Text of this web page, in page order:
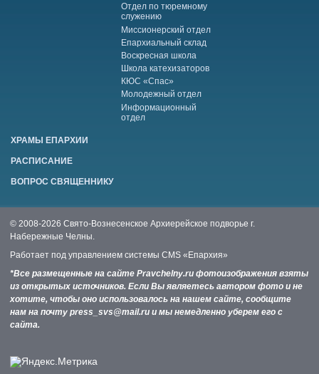
Отдел по тюремному
служению
Миссионерский отдел
Епархиальный склад
Воскресная школа
Школа катехизаторов
КЮС «Спас»
Молодежный отдел
Информационный
отдел
ХРАМЫ ЕПАРХИИ
РАСПИСАНИЕ
ВОПРОС СВЯЩЕННИКУ
© 2008-2026 Свято-Вознесенское Архиерейское подворье г.
Набережные Челны.
Работает под управлением системы CMS «Епархия»
*Все размещенные на сайте Pravchelny.ru фотоизображения взяты
из открытых источников. Если Вы являетесь автором фото и не
хотите, чтобы оно использовалось на нашем сайте, сообщите
нам на почту press_svs@mail.ru и мы немедленно уберем его с
сайта.